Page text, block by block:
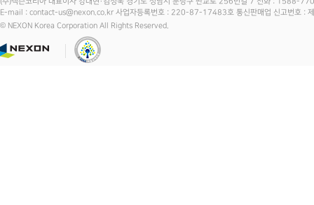
E-mail : contact-us@nexon.co.kr 사업자등록번호 : 220-87-17483호 통신판매업 신고번호 :
© NEXON Korea Corporation All Rights Reserved.